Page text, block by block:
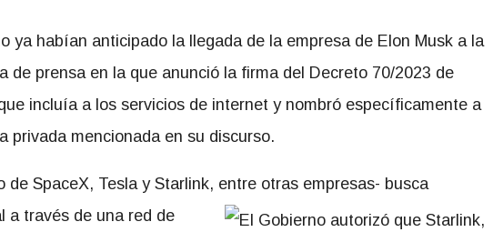
ya habían anticipado la llegada de la empresa de Elon Musk a la
de prensa en la que anunció la firma del Decreto 70/2023 de
incluía a los servicios de internet y nombró específicamente a
privada mencionada en su discurso.
de SpaceX, Tesla y Starlink, entre otras empresas- busca
a través de una red de